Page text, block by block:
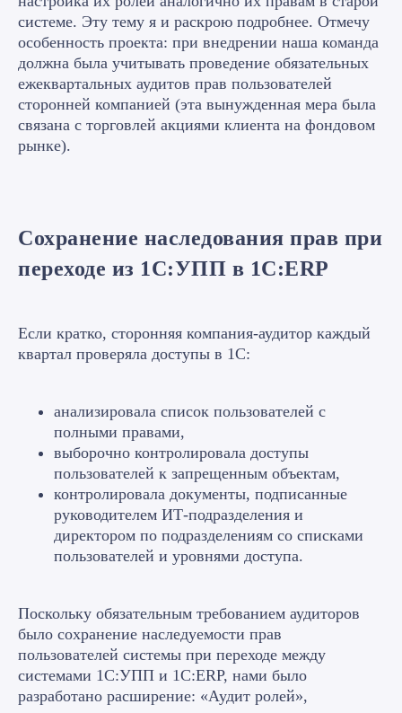
системе. Эту тему я и раскрою подробнее. Отмечу
особенность проекта: при внедрении наша команда
должна была учитывать проведение обязательных
ежеквартальных аудитов прав пользователей
сторонней компанией (эта вынужденная мера была
связана с торговлей акциями клиента на фондовом
рынке).
Сохранение наследования прав при
переходе из 1С:УПП в 1С:ERP
Если кратко, сторонняя компания-аудитор каждый
квартал проверяла доступы в 1С:
анализировала список пользователей с
полными правами,
выборочно контролировала доступы
пользователей к запрещенным объектам,
контролировала документы, подписанные
руководителем ИТ-подразделения и
директором по подразделениям со списками
пользователей и уровнями доступа.
Поскольку обязательным требованием аудиторов
было сохранение наследуемости прав
пользователей системы при переходе между
системами 1С:УПП и 1С:ERP, нами было
разработано расширение: «Аудит ролей»,